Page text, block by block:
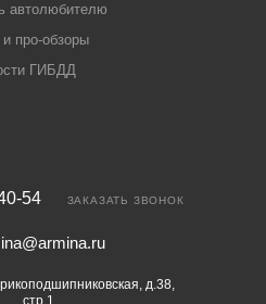
автолюбителю
про-обзоры
ГИБДД
54 ЗАКАЗАТЬ ЗВОНОК
д.38,